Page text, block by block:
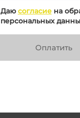
Даюсогласиена
персональных